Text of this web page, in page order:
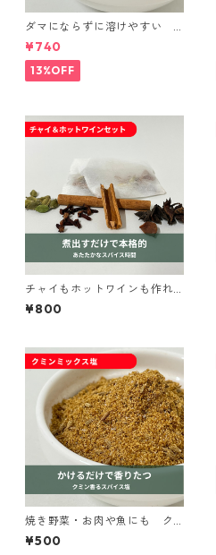
ダマにならずに溶けやすい
カレー調理パウダー｜spice r
oomイージーシリーズ
¥740
13%OFF
チャイもホットワインも作れ
るスパイスセット｜spice roo
mイージーシリーズ
¥800
焼き野菜・お肉や魚にも ク
ミンミックス塩｜spice room
イージーシリーズ
¥500